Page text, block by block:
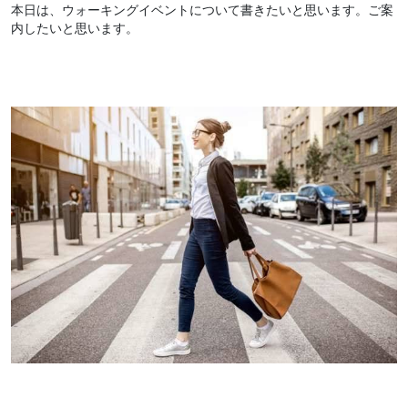
本日は、ウォーキングイベントについて書きたいと思います。ご案
内したいと思います。